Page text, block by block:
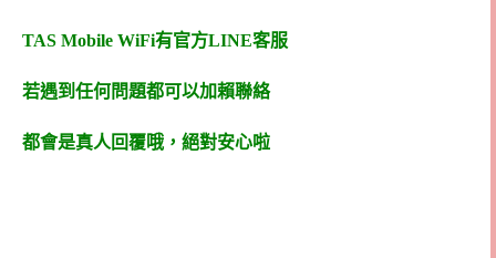
TAS Mobile WiFi有官方LINE客服
若遇到任何問題都可以加賴聯絡
都會是真人回覆哦，絕對安心啦